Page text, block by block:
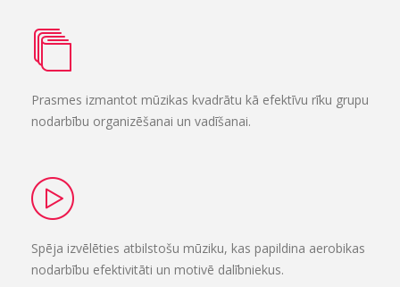
Prasmes izmantot mūzikas kvadrātu kā efektīvu rīku grupu
nodarbību organizēšanai un vadīšanai.
Spēja izvēlēties atbilstošu mūziku, kas papildina aerobikas
nodarbību efektivitāti un motivē dalībniekus.